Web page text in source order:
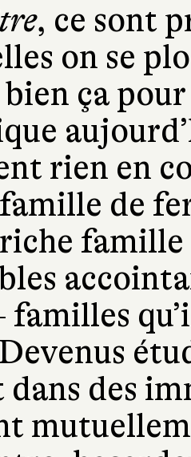
, ce sont
on se
ça
rien en
famille de
riche
familles
des